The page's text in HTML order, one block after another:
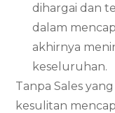
dihargai dan
dalam
akhirnya
keseluruhan.
Tanpa Sales
kesulitan